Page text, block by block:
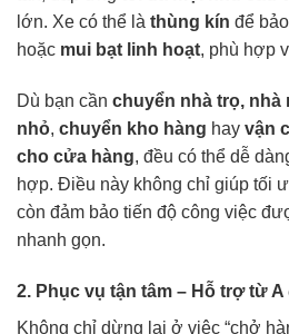
lớn. Xe có thể là thùng kín để
hoặc mui bạt linh hoạt, phù hợp
Dù bạn cần chuyển nhà trọ, nhà
nhỏ, chuyển kho hàng hay vận
cho cửa hàng, đều có thể dễ
hợp. Điều này không chỉ giúp tối
còn đảm bảo tiến độ công việc
nhanh gọn.
2. Phục vụ tận tâm – Hỗ trợ từ A
Không chỉ dừng lại ở việc “chở